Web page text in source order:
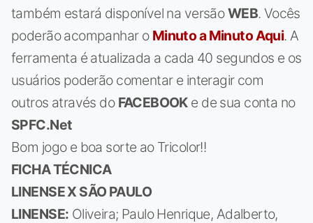
também estará disponível na versãoWEB. Vocês
poderão acompanhar o Minuto a Minuto Aqui. A
ferramenta é atualizada a cada 40 segundos e os
usuários poderão comentar e interagir com
outros através do FACEBOOKe de sua conta no
SPFC.Net
Bom jogo e boa sorte ao Tricolor!!
FICHA TÉCNICA
LINENSE X SÃO PAULO
LINENSE: Oliveira; Paulo Henrique, Adalberto,